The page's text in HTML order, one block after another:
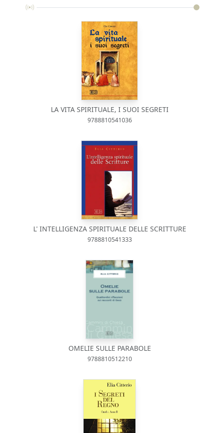
LA VITA SPIRITUALE, I SUOI SEGRETI
9788810541036
L' INTELLIGENZA SPIRITUALE DELLE SCRITTURE
9788810541333
OMELIE SULLE PARABOLE
9788810512210